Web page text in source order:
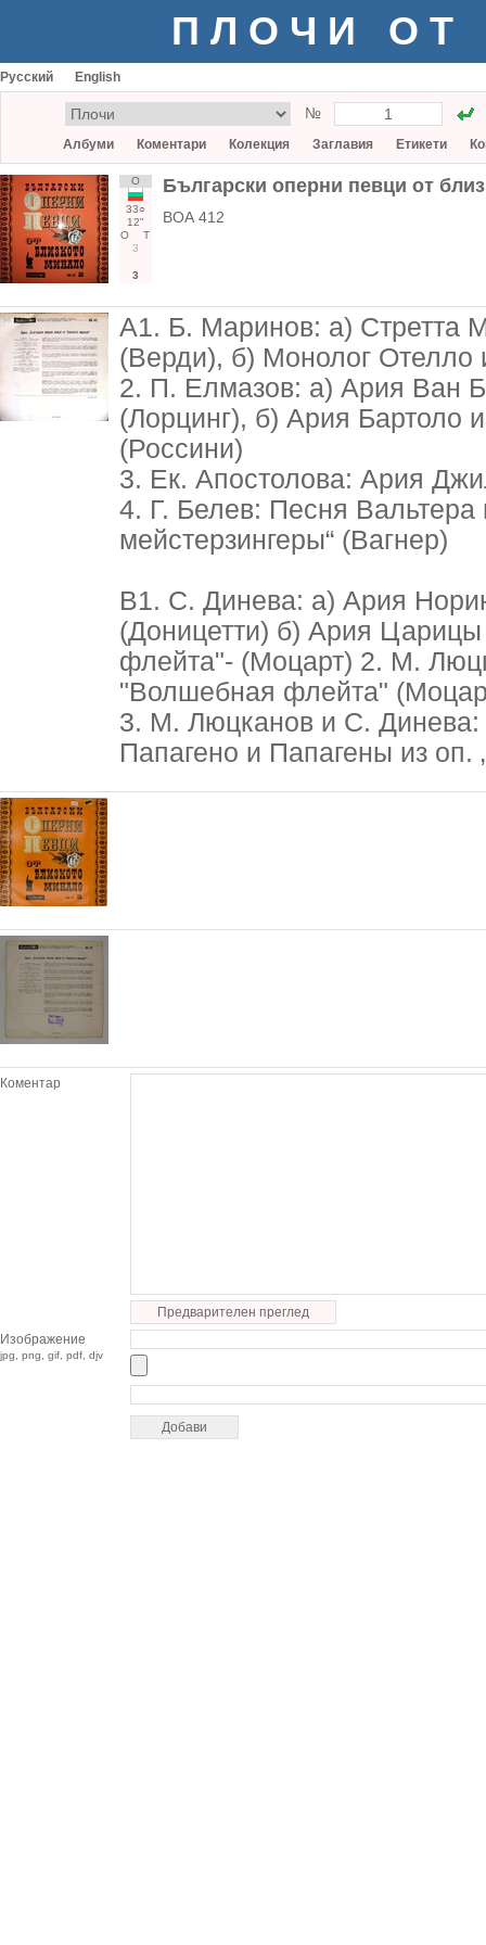
ПЛОЧИ ОТ
Русский English
№
Албуми Коментари Колекция Заглавия Етикети
О
33○
12"
О
Т
3
3
Български оперни певци от
ВОА 412
А1. Б. Маринов: а) Стретта
(Верди), б) Монолог Отелло
2. П. Елмазов: а) Ария Ван
(Лорцинг), б) Ария Бартоло
(Россини)
3. Ек. Апостолова: Ария
4. Г. Белев: Песня Вальтера
мейстерзингеры“ (Вагнер)
В1. С. Динева: а) Ария
(Доницетти) б) Ария
флейта"- (Моцарт) 2. М.
"Волшебная флейта"
3. М. Люцканов и С. Динева:
Папагено и Папагены из
Коментар
Предварителен преглед
Изображение
jpg, png, gif, pdf, djv